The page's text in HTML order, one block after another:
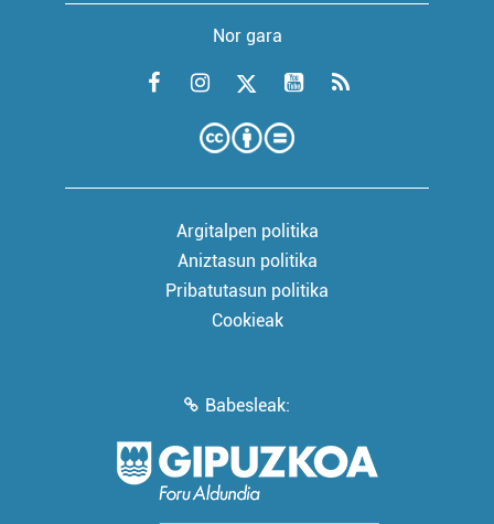
Nor gara
Argitalpen politika
Aniztasun politika
Pribatutasun politika
Cookieak
Babesleak: